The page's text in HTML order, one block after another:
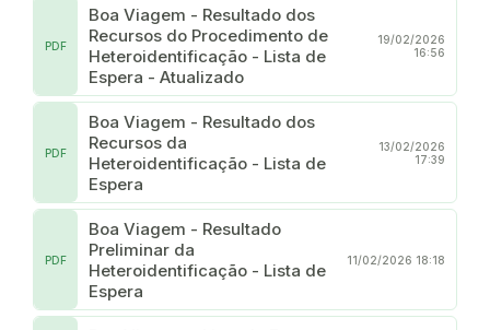
Boa Viagem - Resultado dos
Recursos do Procedimento de
Heteroidentificação - Lista de
Espera - Atualizado
PDF
19/02/2026
16:56
Boa Viagem - Resultado dos
Recursos da
Heteroidentificação - Lista de
Espera
PDF
13/02/2026
17:39
Boa Viagem - Resultado
Preliminar da
Heteroidentificação - Lista de
Espera
PDF 11/02/2026 18:18